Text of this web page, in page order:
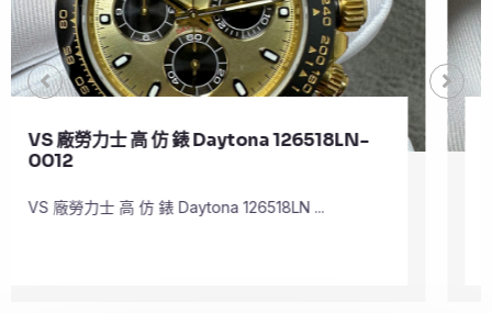
VS 廠勞力士 頂級 復刻 錶 Submariner
Date 126610LV
VS 廠勞力士 頂級 復刻 錶 Submariner Dat ...